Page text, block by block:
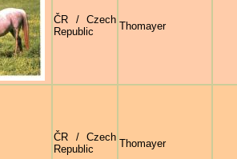
ČR / Czech
Republic
Thomayer
ČR / Czech
Republic
Thomayer